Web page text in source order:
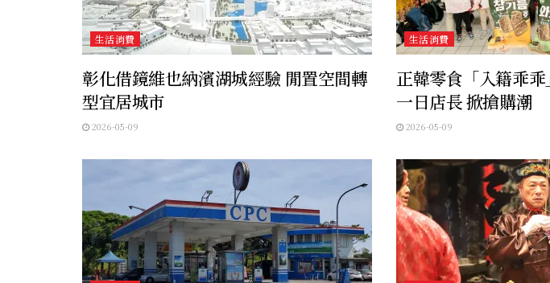
生活消費
彰化借鏡維也納濱湖城經驗 閒置空間轉
型宜居城市
2026-05-09
生活消費
正韓零食「入籍乖
一日店長 掀搶購潮
2026-05-09